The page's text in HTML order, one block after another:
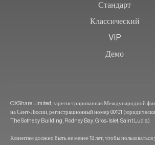
Стандарт
Классический
VIP
Демо
OXShare Limited, зарегистрированная Международной
на Сент-Люсии, регистрационный номер 00101
The Sotheby Building, Rodney Bay, Gros-Islet, Saint Lucia)
Клиентам должно быть не менее 18 лет, чтобы